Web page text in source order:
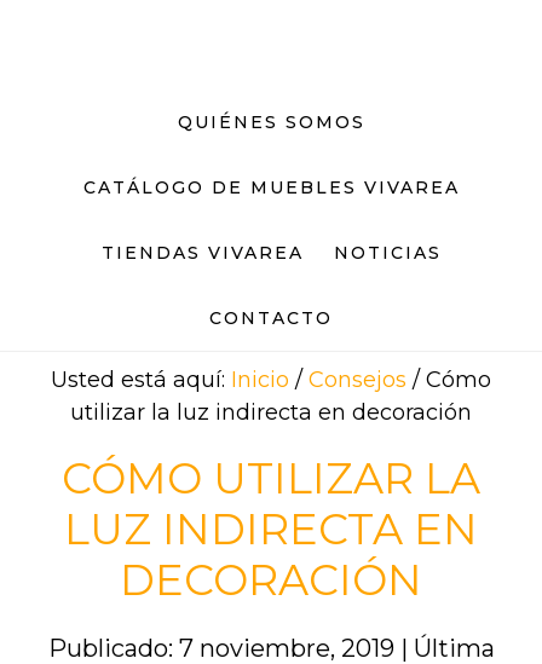
QUIÉNES SOMOS
CATÁLOGO DE MUEBLES VIVAREA
TIENDAS VIVAREA NOTICIAS
CONTACTO
Usted está aquí: Inicio / Consejos / Cómo
utilizar la luz indirecta en decoración
CÓMO UTILIZAR LA
LUZ INDIRECTA EN
DECORACIÓN
Publicado: 7 noviembre, 2019| Última